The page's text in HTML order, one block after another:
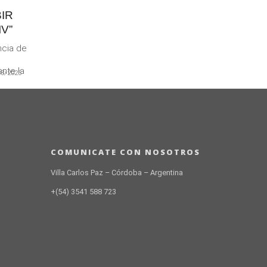
de
la
2026
COMUNICATE CON NOSOTROS
Villa Carlos Paz – Córdoba – Argentina
+(54) 3541 588 723